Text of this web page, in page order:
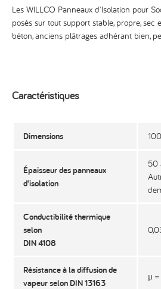
Les WILLCO Panneaux d'Isolation pour
posés sur tout support stable, propre, sec
béton, anciens plâtrages adhérant bien,
Caractéristiques
Dimensions
Épaisseur des panneaux
d'isolation
50
Conductibilité thermique
selon
DIN 4108
Résistance à la diffusion de
vapeur selon DIN 13163
μ